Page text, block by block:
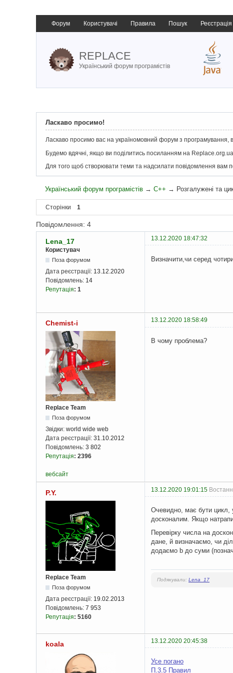
Форум Користувачі Правила Пошук Реєстрація
REPLACE
Український форум програмістів
Ласкаво просимо!
Ласкаво просимо вас на україномовний форум з програмування,
Будемо вдячні, якщо ви поділитись посиланням на
Для того щоб створювати теми та надсилати повідомлення вам
Український форум програмістів →C++ → Розгалужені та
Сторінки 1
Повідомлення: 4
Lena_17
13.12.2020 18:47:32
Користувач
Поза форумом
Дата реєстрації: 13.12.2020
Повідомлень: 14
Репутація: 1
Визначити,чи серед
Chemist-i 13.12.2020 18:58:49
Replace Team
Поза форумом
Звідки: world wide web
Дата реєстрації: 31.10.2012
Повідомлень: 3 802
Репутація: 2396
В чому проблема?
вебсайт
P.Y. 13.12.2020 19:01:15
Replace Team
Поза форумом
Дата реєстрації: 19.02.2013
Повідомлень: 7 953
Репутація: 5160
Очевидно, має бути цикл,
досконалим. Якщо
Перевірку числа на
дане, й визначаємо, чи
додаємо b до суми
Подякували: Lena_17
koala 13.12.2020 20:45:38
Усе погано
П.3.5 Правил